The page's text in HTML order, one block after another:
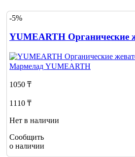
-5%
YUMEARTH Органические
Мармелад YUMEARTH
1050 ₸
1110 ₸
Нет в наличии
Сообщить
о наличии